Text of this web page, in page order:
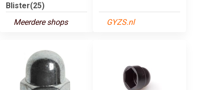
Blister(25)
Meerdere shops
GYZS.nl